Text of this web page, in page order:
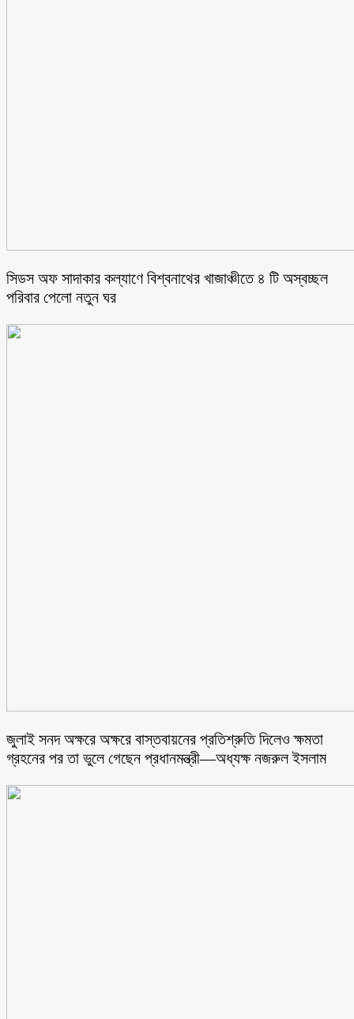
সিডস অফ সাদাকার কল্যাণে বিশ্বনাথের খাজাঞ্চীতে ৪ টি অস্বচ্ছল
পরিবার পেলো নতুন ঘর
জুলাই সনদ অক্ষরে অক্ষরে বাস্তবায়নের প্রতিশ্রুতি দিলেও ক্ষমতা
গ্রহনের পর তা ভুলে গেছেন প্রধানমন্ত্রী—অধ্যক্ষ নজরুল ইসলাম